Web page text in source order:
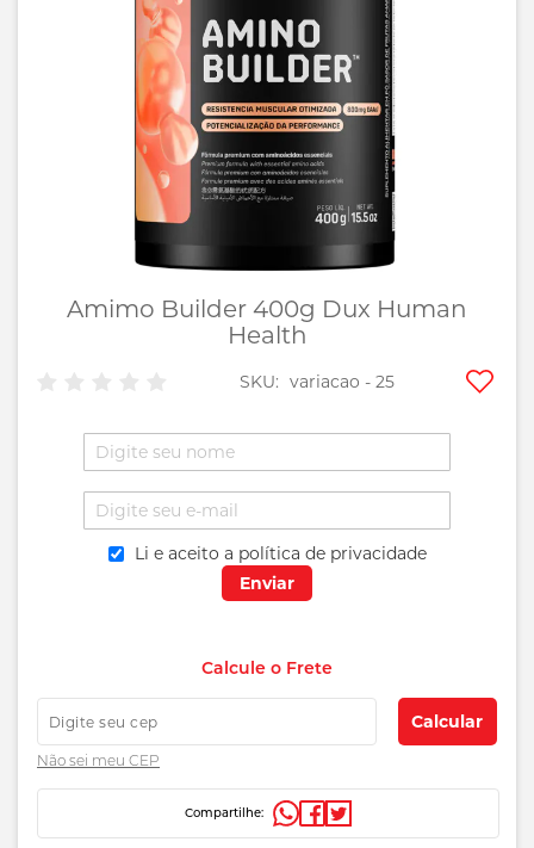
Amimo Builder 400g Dux Human
Health
SKU variacao - 25
Li e aceito a política de privacidade
Enviar
Calcule o Fretepreços
Calcular
Não sei meu CEP
Compartilhe:
Saltar
imagens